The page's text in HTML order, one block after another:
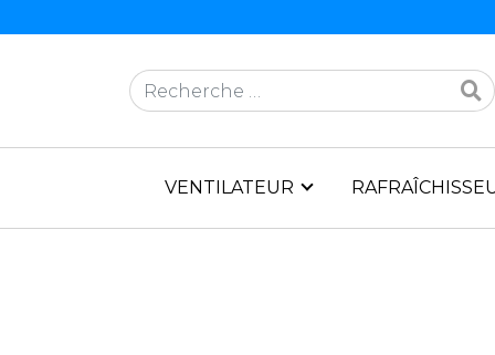
Rechercher
VENTILATEUR